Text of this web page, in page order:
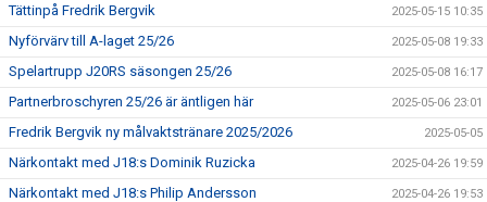
Tättinpå Fredrik Bergvik 2025-05-15 10:35
Nyförvärv till A-laget 25/26 2025-05-08 19:33
Spelartrupp J20RS säsongen 25/26 2025-05-08 16:17
Partnerbroschyren 25/26 är äntligen här 2025-05-06 23:01
Fredrik Bergvik ny målvaktstränare 2025/2026 2025-05-05
Närkontakt med J18:s Dominik Ruzicka 2025-04-26 19:59
Närkontakt med J18:s Philip Andersson 2025-04-26 19:53